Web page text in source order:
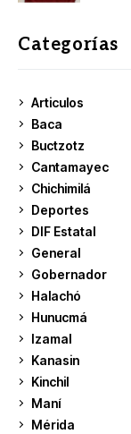
Categorías
Articulos
Baca
Buctzotz
Cantamayec
Chichimilá
Deportes
DIF Estatal
General
Gobernador
Halachó
Hunucmá
Izamal
Kanasin
Kinchil
Maní
Mérida